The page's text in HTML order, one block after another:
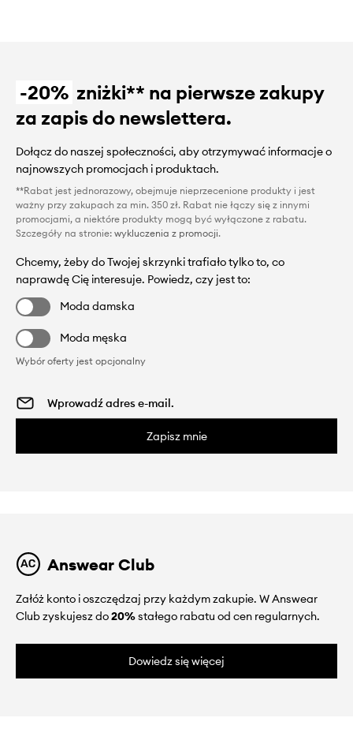
-20% zniżki** na pierwsze zakupy
za zapis do newslettera.
Dołącz do naszej społeczności, aby otrzymywać informacje o
najnowszych promocjach i produktach.
**Rabat jest jednorazowy, obejmuje nieprzecenione produkty i jest
ważny przy zakupach za min. 350 zł. Rabat nie łączy się z innymi
promocjami, a niektóre produkty mogą być wyłączone z rabatu.
Szczegóły na stronie: wykluczenia z promocji.
Chcemy, żeby do Twojej skrzynki trafiało tylko to, co
naprawdę Cię interesuje. Powiedz, czy jest to:
Moda damska
Moda męska
Wybór oferty jest opcjonalny
Zapisz mnie
Answear Club
Załóż konto i oszczędzaj przy każdym zakupie. W Answear
Club zyskujesz do20%stałego rabatu od cen regularnych.
Dowiedz się więcej